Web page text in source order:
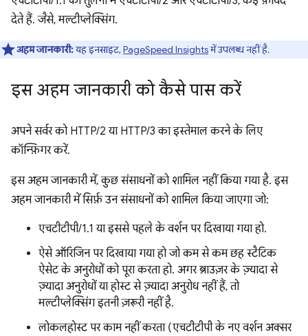
देते हैं. जैसे, मल्टीप्लेक्सिंग.
अहम जानकारी:यह इनसाइट, PageSpeed Insightsमें उपलब्ध नहीं है.
इस अहम जानकारी को कैसे पास करें
अपने सर्वर को HTTP/2 या HTTP/3 का इस्तेमाल करने के लिए
कॉन्फ़िगर करें.
इस अहम जानकारी में, कुछ संसाधनों को शामिल नहीं किया गया है. इस
अहम जानकारी में सिर्फ़ उन संसाधनों को शामिल किया जाएगा जो:
एचटीटीपी/1.1 या इससे पहले के वर्शन पर दिखाया गया हो.
ऐसे ऑरिजिन पर दिखाया गया हो जो कम से कम छह स्टैटिक
ऐसेट के अनुरोधों को पूरा करता हो. अगर ब्राउज़र के ज़्यादा से
ज़्यादा अनुरोधों या होस्ट से ज़्यादा अनुरोध नहीं हैं, तो
मल्टीप्लेक्सिंग इतनी ज़रूरी नहीं है.
लोकलहोस्ट पर काम नहीं करता (एचटीटीपी के नए वर्शन अक्सर